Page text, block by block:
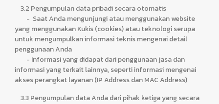
3.2 Pengumpulan data pribadi secara otomatis
- Saat Anda mengunjungi atau menggunakan website
yang menggunakan Kukis (cookies) atau teknologi serupa
untuk mengumpulkan informasi teknis mengenai detail
penggunaan Anda
- Informasi yang didapat dari penggunaan jasa dan
informasi yang terkait lainnya, seperti informasi mengenai
akses perangkat layanan (IP Address dan MAC Address)
3.3 Pengumpulan data Anda dari pihak ketiga yang secara